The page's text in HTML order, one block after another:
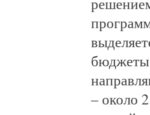
бюджеты
– около